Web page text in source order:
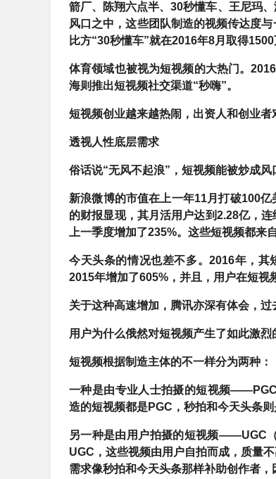
箭厂、陈翔六点半、30秒懂车、王尼玛
风口之中，这些团队制造的视频传达度
比方“30秒懂车”就在2016年8月取得
体育领域也被视为短视频的大热门。
海则推出短视频社交渠道“秒嗨”。
短视频创业越来越热闹，出资人和创业
透视人性底层需求
俗话说“无风不起浪”， 短视频能被炒成风
新浪微博的市值在上一年11月打破100
的财报显现，其月活用户达到2.28亿，
上一季度增加了235%。这些短视频都来
今天头条的情况也差不多。2016年，
2015年增加了605%，并且，用户在短视
关于这种高速增加，腾讯亦深有体会，
用户为什么俄然对短视频产生了如此激烈
短视频根据制造主体的不一样分为两种：
一种是由专业人士拍摄的短视频——PGC
造的短视频都是PGC，秒拍和今天头条
另一种是由用户拍摄的短视频——UGC（
UGC，这些视频由用户自拍而成，质量
需求像秒拍和今天头条那样补助创作者